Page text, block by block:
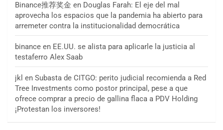
Binance推荐奖金 en Douglas Farah: El eje del mal
aprovecha los espacios que la pandemia ha abierto para
arremeter contra la institucionalidad democrática
binance en EE.UU. se alista para aplicarle la justicia al
testaferro Alex Saab
jkl en Subasta de CITGO: perito judicial recomienda a Red
Tree Investments como postor principal, pese a que
ofrece comprar a precio de gallina flaca a PDV Holding
¡Protestan los inversores!